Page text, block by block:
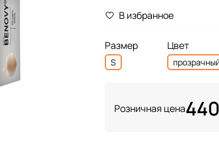
В избранное
Размер
S
Цвет
Розничная цена